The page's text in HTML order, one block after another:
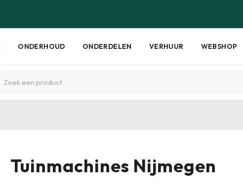
ONDERHOUD ONDERDELEN VERHUUR WEBSHOP
Tuinmachines Nijmegen